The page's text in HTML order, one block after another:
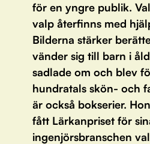
för en yngre publik.
valp återfinns med
Bilderna stärker
vänder sig till barn i
sadlade om och blev
hundratals skön- och
är också bokserier.
fått Lärkanpriset för
ingenjörsbranschen